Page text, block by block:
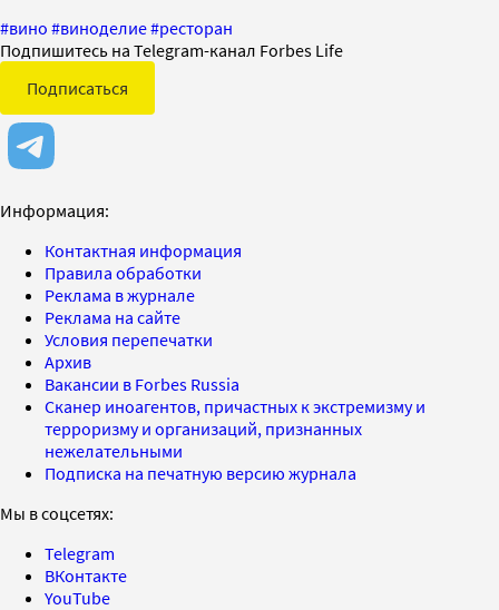
#вино #виноделие#ресторан
Подпишитесь на Telegram-канал Forbes Life
Подписаться
Информация:
Контактная информация
Правила обработки
Реклама в журнале
Реклама на сайте
Условия перепечатки
Архив
Вакансии в Forbes Russia
Сканер иноагентов, причастных к экстремизму и
терроризму и организаций, признанных
нежелательными
Подписка на печатную версию журнала
Мы в соцсетях:
Telegram
ВКонтакте
YouTube